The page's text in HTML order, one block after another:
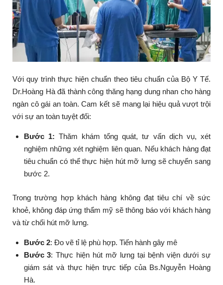
Với quy trình thực hiện chuẩn theo tiêu chuẩn của Bộ Y Tế.
Dr.Hoàng Hà đã thành công thăng hạng dung nhan cho hàng
ngàn cô gái an toàn. Cam kết sẽ mang lại hiệu quả vượt trội
với sự an toàn tuyệt đối:
Bước 1: Thăm khám tổng quát, tư vấn dịch vụ, xét
nghiệm những xét nghiệm liên quan. Nếu khách hàng đạt
tiêu chuẩn có thể thực hiện hút mỡ lưng sẽ chuyển sang
bước 2.
Trong trường hợp khách hàng không đạt tiêu chí về sức
khoẻ, không đáp ứng thẩm mỹ sẽ thông báo với khách hàng
và từ chối hút mỡ lưng.
Bước 2: Đo vẽ tỉ lệ phù hợp. Tiến hành gây mê
Bước 3: Thực hiện hút mỡ lưng tại bệnh viện dưới sự
giám sát và thực hiện trực tiếp của Bs.Nguyễn Hoàng
Hà.